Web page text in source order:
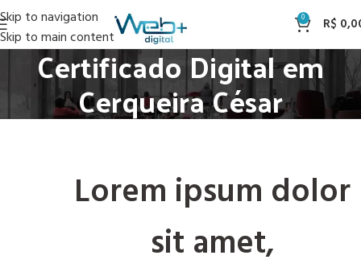
Skip to navigation
Skip to main content
0 R$
Certificado Digital em
Cerqueira César
Lorem ipsum dolor
sit amet,